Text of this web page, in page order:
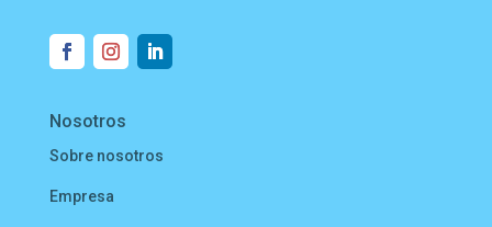
Nosotros
Sobre nosotros
Empresa